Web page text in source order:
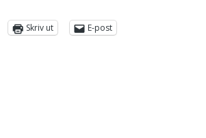
Skriv ut
E-post